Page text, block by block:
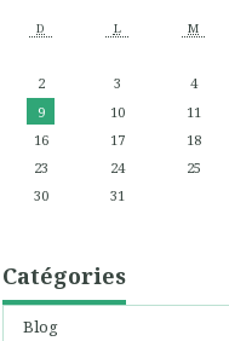
D L M
2
3 4
9
10 11
16
17 18
23
24 25
30
31
Catégories
Blog